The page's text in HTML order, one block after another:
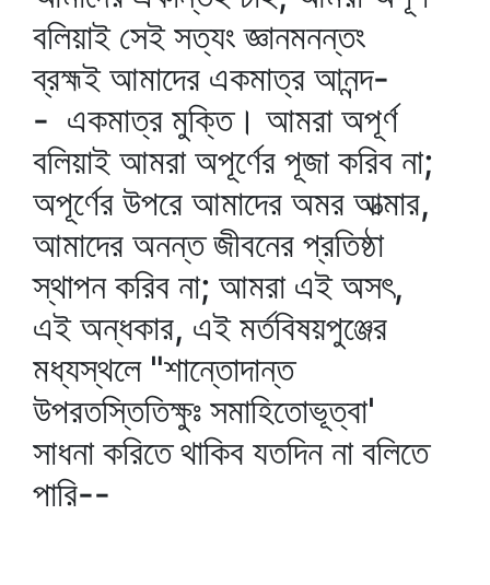
বলিয়াই সেই সত্যং জ্ঞানমনন্তং
ব্রহ্মই আমাদের একমাত্র আনন্দ-
- একমাত্র মুক্তি। আমরা অপূর্ণ
বলিয়াই আমরা অপূর্ণের পূজা করিব না;
অপূর্ণের উপরে আমাদের অমর আত্মার,
আমাদের অনন্ত জীবনের প্রতিষ্ঠা
স্থাপন করিব না; আমরা এই অসৎ,
এই অন্ধকার, এই মর্তবিষয়পুঞ্জের
মধ্যস্থলে "শান্তোদান্ত
উপরতস্তিতিক্ষুঃ সমাহিতোভূত্বা'
সাধনা করিতে থাকিব যতদিন না বলিতে
পারি--